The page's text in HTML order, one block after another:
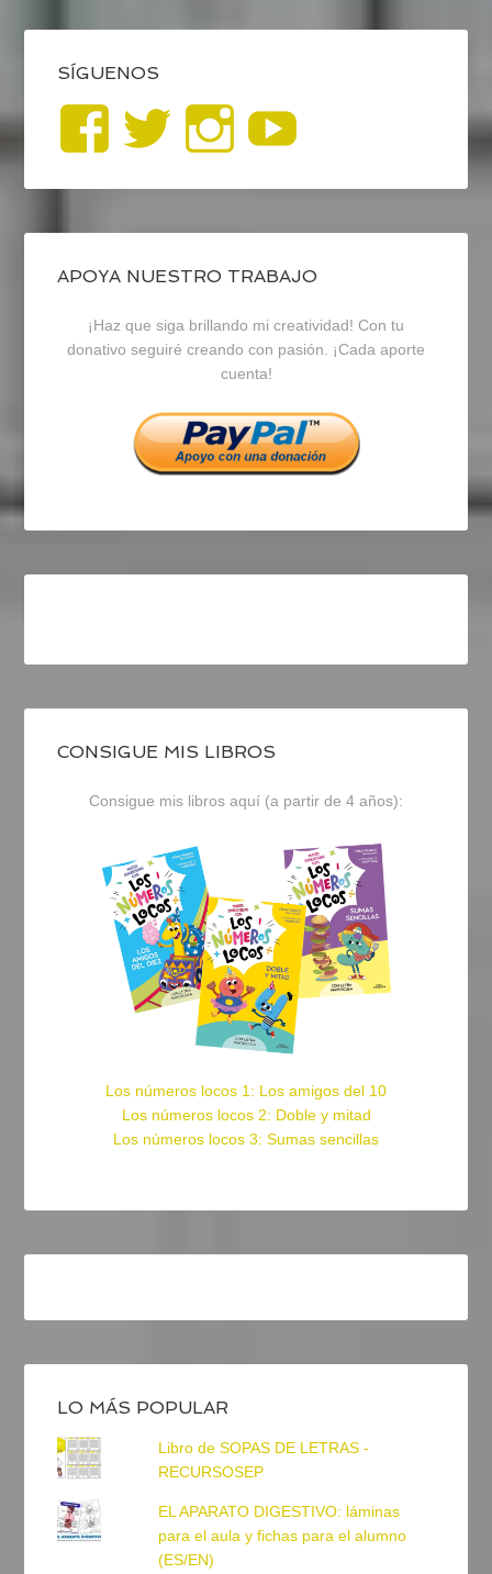
SÍGUENOS
Ver
perfil
de
blogrecursosep
en
Facebook
Ver
perfil
de
recursosep
en
Twitter
Ver
perfil
de
recursosep
en
Instagram
APOYA NUESTRO TRABAJO
¡Haz que siga brillando mi creatividad! Con tu
donativo seguiré creando con pasión. ¡Cada aporte
cuenta!
CONSIGUE MIS LIBROS
Consigue mis libros aquí (a partir de 4 años):
Los números locos 1: Los amigos del 10
Los números locos 2: Doble y mitad
Los números locos 3: Sumas sencillas
LO MÁS POPULAR
Libro de SOPAS DE LETRAS -
RECURSOSEP
EL APARATO DIGESTIVO: láminas
para el aula y fichas para el alumno
(ES/EN)